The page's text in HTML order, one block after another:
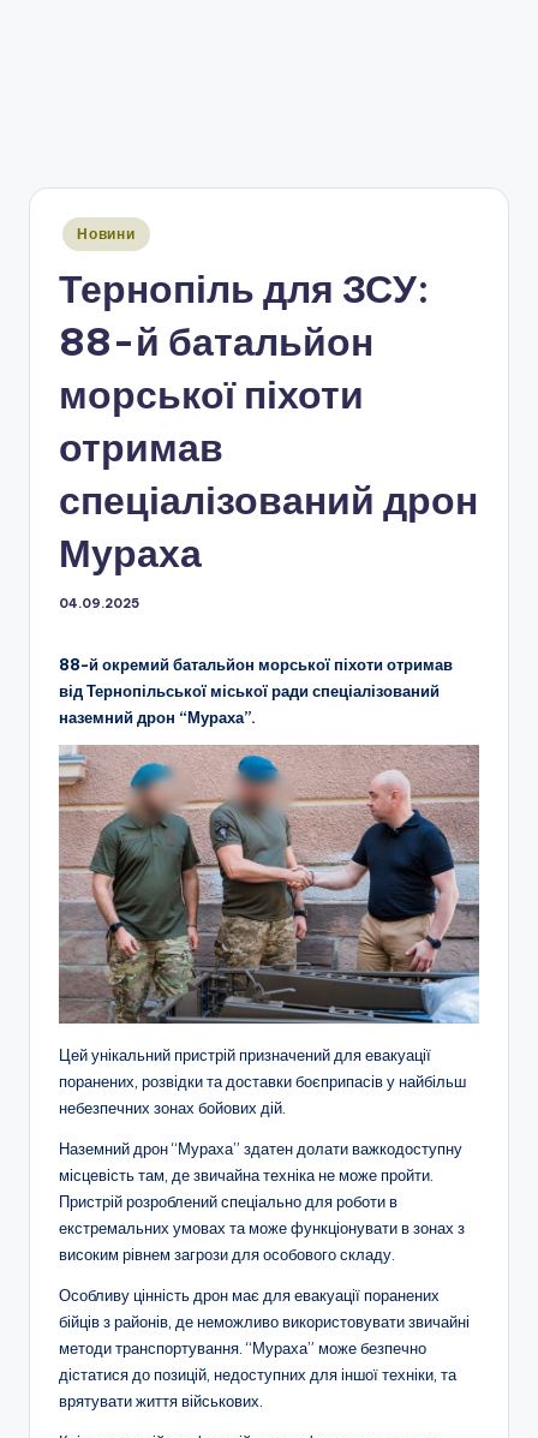
Опубліковано
Новини
Тернопіль для ЗСУ:
88-й батальйон
морської піхоти
отримав
спеціалізований дрон
Мураха
04.09.2025
88-й окремий батальйон морської піхоти отримав
від Тернопільської міської ради спеціалізований
наземний дрон “Мураха”.
Цей унікальний пристрій призначений для евакуації
поранених, розвідки та доставки боєприпасів у найбільш
небезпечних зонах бойових дій.
Наземний дрон “Мураха” здатен долати важкодоступну
місцевість там, де звичайна техніка не може пройти.
Пристрій розроблений спеціально для роботи в
екстремальних умовах та може функціонувати в зонах з
високим рівнем загрози для особового складу.
Особливу цінність дрон має для евакуації поранених
бійців з районів, де неможливо використовувати звичайні
методи транспортування. “Мураха” може безпечно
дістатися до позицій, недоступних для іншої техніки, та
врятувати життя військових.